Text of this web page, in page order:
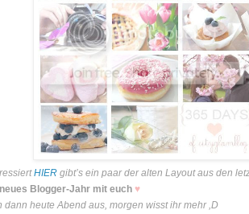
HIER gibt’s ein paar der alten Layout aus den
Blogger-Jahr mit euch ♥
dann heute Abend aus, morgen wisst ihr mehr ,D